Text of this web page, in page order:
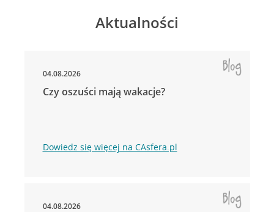
Aktualności
04.08.2026
Czy oszuści mają wakacje?
Dowiedz się więcej na CAsfera.pl
04.08.2026